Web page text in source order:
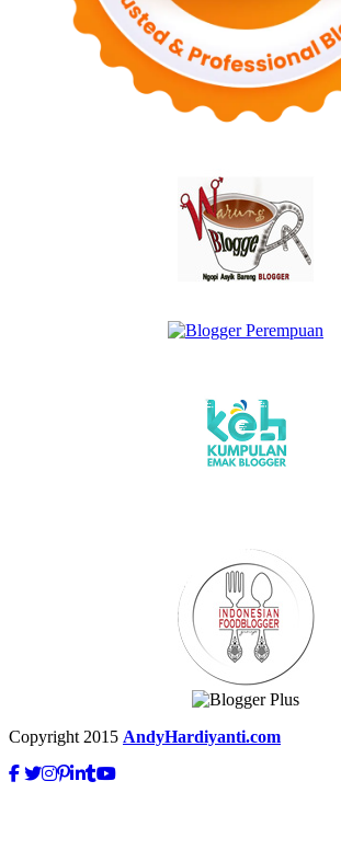
Copyright 2015 AndyHardiyanti.com